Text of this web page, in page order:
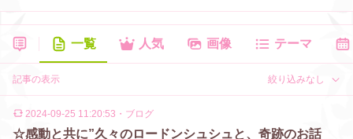
一覧 人気 画像 テーマ
記事の表示 絞り込みなし
2024-09-25 11:20:53 ・ ブログ
☆感動と共に”久々のロードンシュシュと、奇跡のお話